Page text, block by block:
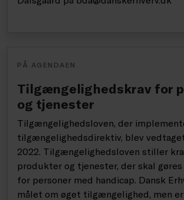
PÅ AGENDAEN
Tilgængelighedskrav for
og tjenester
Tilgængelighedsloven, der
tilgængelighedsdirektiv, blev vedtaget
2022. Tilgængelighedsloven stiller
produkter og tjenester, der skal
for personer med handicap. Dansk
målet om øget tilgængelighed, men